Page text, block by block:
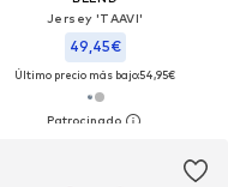
Jersey 'TAAVI'
49,45€
Último precio más bajo:54,95€